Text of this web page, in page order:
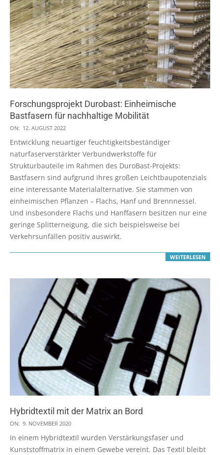
Forschungsprojekt Durobast: Einheimische
Bastfasern für nachhaltige Mobilität
2022-
08-
12
ON: 12. AUGUST 2022
Entwicklung neuartiger feuchtigkeitsbeständiger
naturfaserverstärkter Verbundwerkstoffe für
Strukturbauteile im Rahmen des DuroBast-Projekts:
Bastfasern sind aufgrund ihres großen Leichtbaupotenzials
eine interessante Materialalternative. Sie stammen von
einheimischen Pflanzen – Flachs, Hanf und Brennnessel.
Und insbesondere Flachs und Hanffasern besitzen nur eine
geringe Splitterneigung, die sich beispielsweise bei
Verkehrsunfällen positiv auswirkt.
WEITERLESEN
Hybridtextil mit der Matrix an Bord
2020-
11-
09
ON: 9. NOVEMBER 2020
In einem Hybridtextil wurden Verstärkungsfaser und
Kunststoffmatrix in einem Gewebe vereint. Das Textil bleibt